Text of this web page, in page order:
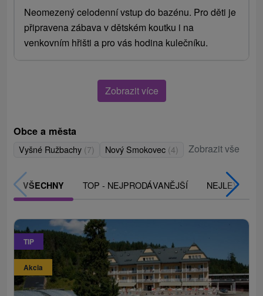
Neomezený celodenní vstup do bazénu. Pro děti je
připravena zábava v dětském koutku i na
venkovním hřišti a pro vás hodina kulečníku.
Zobrazit více
Obce a města
Vyšné Ružbachy (7) Nový Smokovec (4) Zobrazit vše
VŠECHNY TOP - NEJPRODÁVANĚJŠÍ NEJLEVNĚJŠÍ
TIP
Akcia